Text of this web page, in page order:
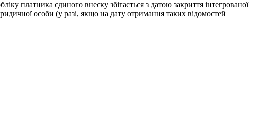
платника єдиного внеску збігається з датою закриття інтегрованої
особи (у разі, якщо на дату отримання таких відомостей